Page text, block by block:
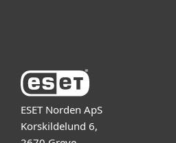
ESET Norden ApS
Korskildelund 6,